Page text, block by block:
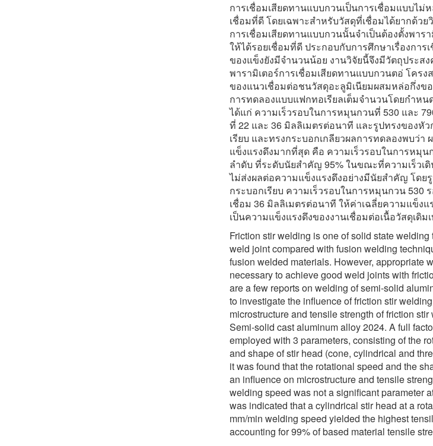
การเชื่อมเสียดทานแบบกวนเป็นการเชื่อมแบบไ
เชื่อมที่ดี โดยเฉพาะสำหรับวัสดุที่เชื่อมได้ยากด้ว
การเชื่อมเสียดทานแบบกวนนั้นจำเป็นต้องตั้งพาร
ให้ได้รอยเชื่อมที่ดี ประกอบกับการศึกษาเรื่องกา
ของแข็งยังมีจำนวนน้อย งานวิจัยนี้จึงมีวัตถุประส
พารามิเตอร์การเชื่อมเสียดทานแบบกวนตอ่ โคร
ของแนวเชื่อมต่อชนวัสดุอะลูมิเนียมผสมหล่อกึ่งข
การทดลองแบบแฟกทอเรียลเต็มจำนวนโดยกำหน
ได้แก่ ความเร็วรอบในการหมุนกวนที่ 530 และ
ที่ 22 และ 36 มิลลิเมตรต่อนาที และรูปทรงของหั
เรียบ และทรงกระบอกเกลียวผลการทดลองพบว่
แข็งแรงดึงมากที่สุด คือ ความเร็วรอบในการหมุ
ลำดับ ที่ระดับนัยสำคัญ 95% ในขณะที่ความเร็วเ
ไม่ส่งผลต่อความแข็งแรงดึงอย่างมีนัยสำคัญ โดย
กระบอกเรียบ ความเร็วรอบในการหมุนกวน 530
เชื่อม 36 มิลลิเมตรต่อนาที ให้ค่าเฉลี่ยความแข็ง
เป็นความแข็งแรงดึงของงานเชื่อมต่อเนื้อวัสดุเดิม
Friction stir welding is one of solid state
weld joint compared with fusion welding
fusion welded materials. However, appropriate
necessary to achieve good weld joints with
are a few reports on welding of semi-solid
to investigate the influence of friction stir
microstructure and tensile strength of friction
Semi-solid cast aluminum alloy 2024. A full
employed with 3 parameters, consisting of the
and shape of stir head (cone, cylindrical and
it was found that the rotational speed and the
an influence on microstructure and tensile
welding speed was not a significant parameter
was indicated that a cylindrical stir head at a
mm/min welding speed yielded the highest
accounting for 99% of based material tensile